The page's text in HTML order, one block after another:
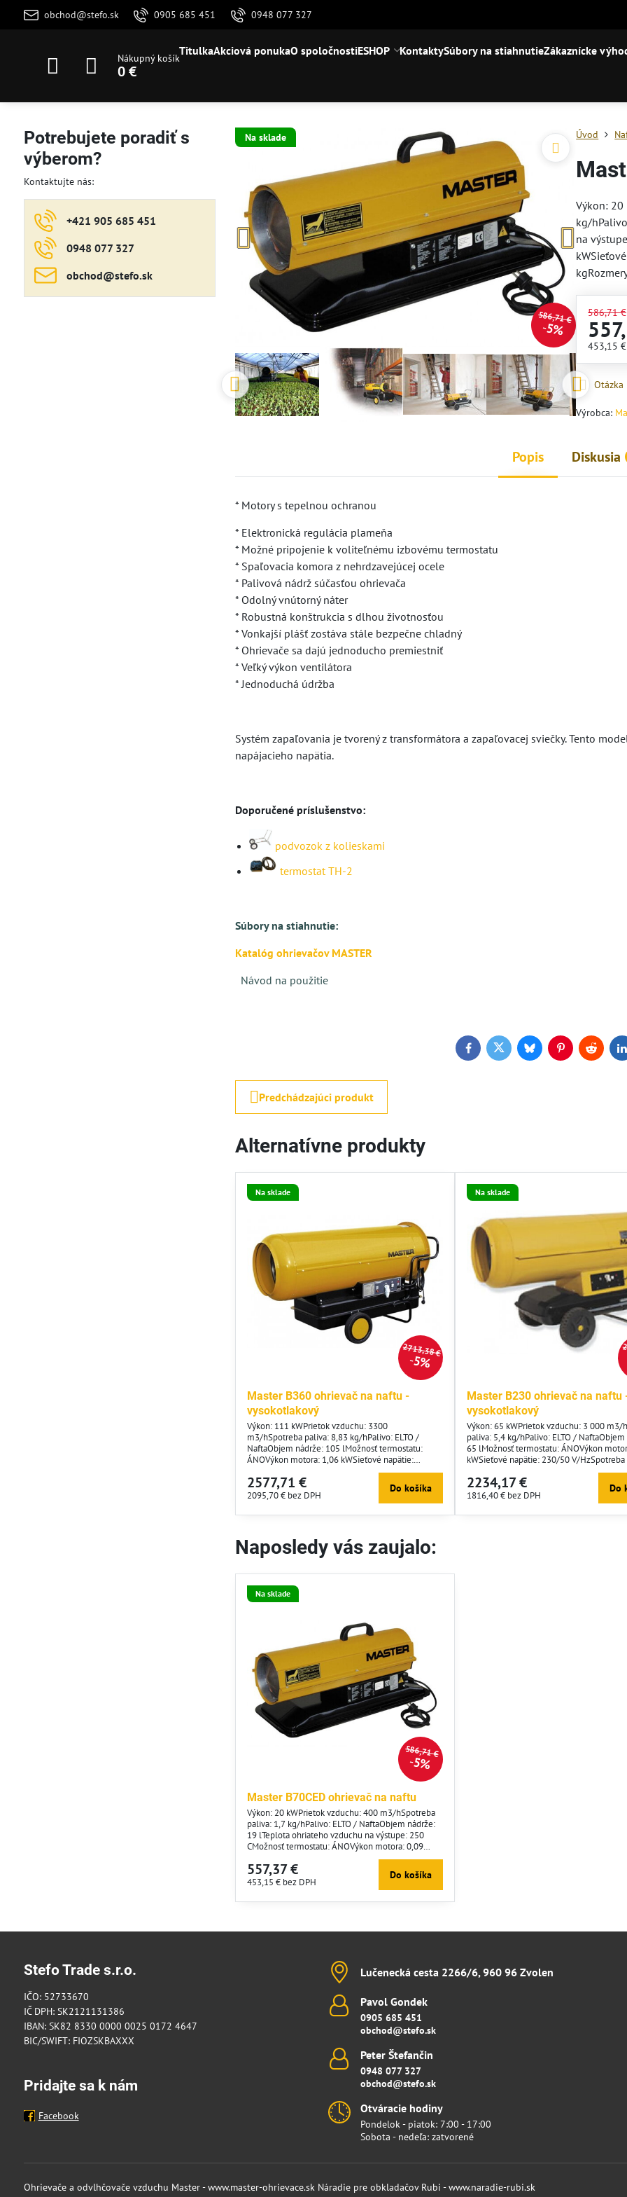
obchod@stefo.sk 0905 685 451 0948 077 327
Nákupný košík
0 €
TitulkaAkciová ponukaO spoločnostiESHOP KontaktySúbory na stiahnutieZákaznícke
Na sklade
586,71 €
5%
Úvod
Výkon:
kg/
na
586,71 €
453,15 €
Výrobca:
Popis Diskusia
* Motory s tepelnou ochranou
* Elektronická regulácia plameňa
* Možné pripojenie k voliteľnému izbovému termostatu
* Spaľovacia komora z nehrdzavejúcej ocele
* Palivová nádrž súčasťou ohrievača
* Odolný vnútorný náter
* Robustná konštrukcia s dlhou životnosťou
* Vonkajší plášť zostáva stále bezpečne chladný
* Ohrievače sa dajú jednoducho premiestniť
* Veľký výkon ventilátora
* Jednoduchá údržba
Systém zapaľovania je tvorený z transformátora a zapaľovacej sviečky. Tento
napájacieho napätia.
Doporučené príslušenstvo:
podvozok z kolieskami
termostat TH-2
Súbory na stiahnutie:
Katalóg ohrievačov MASTER
Návod na použitie
FacebookTwitterBlueskyPinterestReddit
Predchádzajúci produkt
Alternatívne produkty
2713,38 €
5%
Na sklade
Master B360 ohrievač na naftu -
vysokotlakový
Výkon: 111 kWPrietok vzduchu: 3300
m3/hSpotreba paliva: 8,83 kg/hPalivo: ELTO /
NaftaObjem nádrže: 105 lMožnosť termostatu:
ÁNOVýkon motora: 1,06 kWSieťové napätie:
230/50 V/HzSpotreba prúdu: 4,6 AČistá hmotnosť:
101 kgRozmery: 1590 x 750 x 1170 mm
2577,71 €
2095,70 € bez DPH
Do košíka
Na sklade
Master B230 ohrievač na naftu
vysokotlakový
Výkon: 65 kWPrietok vzduchu: 3 000 m3/
paliva: 5,4 kg/hPalivo: ELTO /
65 lMožnosť termostatu: ÁNOVýkon
kWSieťové napätie: 230/50 V/
2,3 AČistá hmotnosť: 57 kgRozmery:
1000 mm
2234,17 €
1816,40 € bez DPH
Do
Naposledy vás zaujalo:
586,71 €
5%
Na sklade
Master B70CED ohrievač na naftu
Výkon: 20 kWPrietok vzduchu: 400 m3/hSpotreba
paliva: 1,7 kg/hPalivo: ELTO / NaftaObjem nádrže:
19 lTeplota ohriateho vzduchu na výstupe: 250
CMožnosť termostatu: ÁNOVýkon motora: 0,09
kWSieťové napätie: 230/50 V/HzSpotreba prúdu: 1
AČistá hmotnosť: 17 kgRozmery: 81 x 35 x 45 cm
557,37 €
453,15 € bez DPH
Do košíka
Potrebujete poradiť s
výberom?
Kontaktujte nás:
+421 905 685 451
0948 077 327
obchod​@stefo​.sk
Stefo Trade s.r.o.
IČO: 52733670
IČ DPH: SK2121131386
IBAN: SK82 8330 0000 0025 0172 4647
BIC/SWIFT: FIOZSKBAXXX
Pridajte sa k nám
Facebook
Lučenecká cesta 2266/6, 960 96 Zvolen
Pavol Gondek
0905 685 451
obchod@stefo.sk
Peter Štefančin
0948 077 327
obchod@stefo.sk
Otváracie hodiny
Pondelok - piatok: 7:00 - 17:00
Sobota - nedeľa: zatvorené
Ohrievače a odvlhčovače vzduchu Master - www.master-ohrievace.sk Náradie pre obkladačov Rubi - www.naradie-rubi.sk